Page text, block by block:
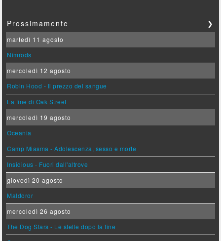
Prossimamente ❯
martedì 11 agosto
Nimrods
mercoledì 12 agosto
Robin Hood - Il prezzo del sangue
La fine di Oak Street
mercoledì 19 agosto
Oceania
Camp Miasma - Adolescenza, sesso e morte
Insidious - Fuori dall'altrove
giovedì 20 agosto
Maldoror
mercoledì 26 agosto
The Dog Stars - Le stelle dopo la fine